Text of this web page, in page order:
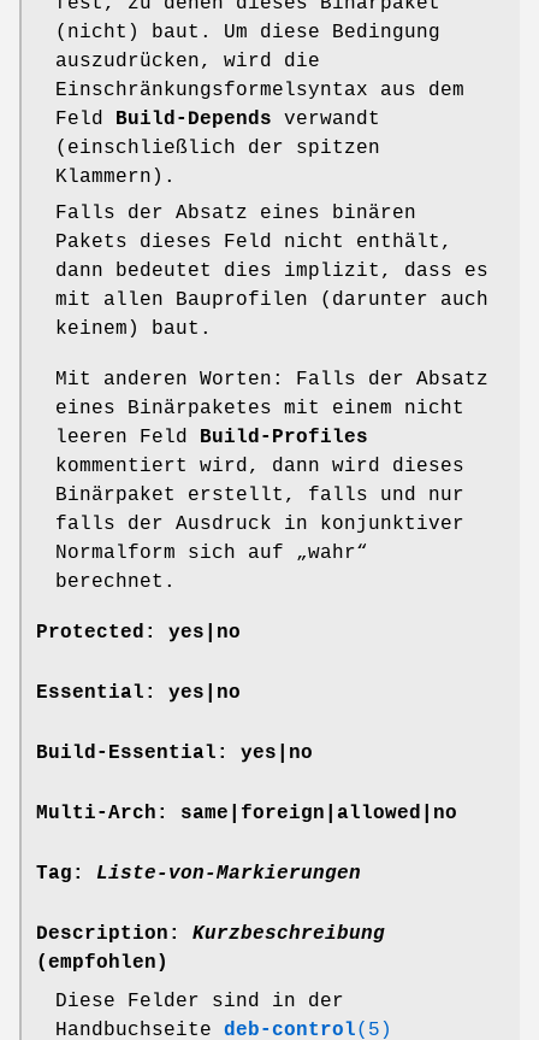
(nicht) baut. Um diese Bedingung
auszudrücken, wird die
Einschränkungsformelsyntax aus dem
Feld Build-Depends verwandt
(einschließlich der spitzen
Klammern).
Falls der Absatz eines binären
Pakets dieses Feld nicht enthält,
dann bedeutet dies implizit, dass es
mit allen Bauprofilen (darunter auch
keinem) baut.
Mit anderen Worten: Falls der Absatz
eines Binärpaketes mit einem nicht
leeren Feld Build-Profiles
kommentiert wird, dann wird dieses
Binärpaket erstellt, falls und nur
falls der Ausdruck in konjunktiver
Normalform sich auf „wahr“
berechnet.
Protected: yes no
Essential: yes no
Build-Essential: yes no
Multi-Arch: same foreign allowed no
Tag: Liste-von-Markierungen
Description:
Kurzbeschreibung
(empfohlen)
Diese Felder sind in der
Handbuchseite deb-control(5)